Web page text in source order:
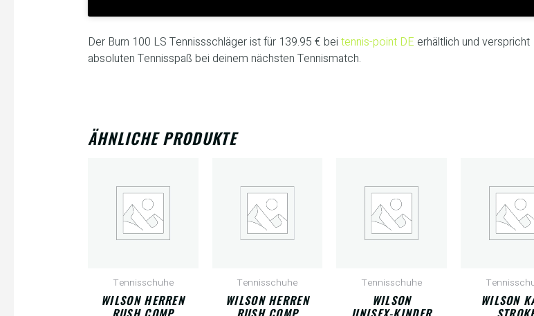
Der Burn 100 LS Tennissschläger ist für 139.95 € bei tennis-point DE erhältlich und verspricht
absoluten Tennisspaß bei deinem nächsten Tennismatch.
ÄHNLICHE PRODUKTE
Tennisschuhe
WILSON HERREN
Tennisschuhe
WILSON HERREN
Tennisschuhe
WILSON WILSON